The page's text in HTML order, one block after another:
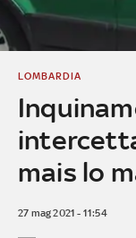
mais lo
LOMBARDIA
27 mag 2021 - 11:54